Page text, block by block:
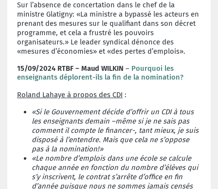
Sur l’absence de concertation dans le chef de la
ministre Glatigny: «La ministre a bypassé les acteurs en
prenant des mesures sur le qualifiant dans son décret
programme, et cela a frustré les pouvoirs
organisateurs.» Le leader syndical dénonce des
«mesures d’économies» et «des pertes d’emplois».
15/09/2024 RTBF – Maud WILKIN – Pourquoi les
enseignants déplorent-ils la fin de la nomination?
Roland Lahaye à propos des CDI :
«Si le Gouvernement décide d’offrir un CDI à tous
les enseignants demain –même si je ne sais pas
comment il compte le financer-, tant mieux, je suis
disposé à l’entendre. Mais que cela ne s’oppose
pas à la nomination!»
«Le nombre d’emplois dans une école se calcule
chaque année en fonction du nombre d’élèves qui
s’y inscrivent, le contrat s’arrête d’office en fin
d’année puisque nous ne sommes jamais censés